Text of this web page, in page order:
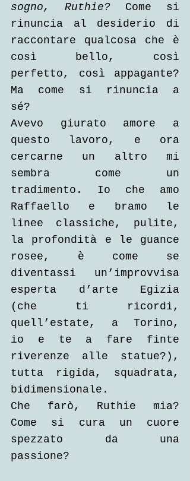
sogno, Ruthie? Come si
rinuncia al desiderio di
raccontare qualcosa che è
così bello, così
perfetto, così appagante?
Ma come si rinuncia a
sé?
Avevo giurato amore a
questo lavoro, e ora
cercarne un altro mi
sembra come un
tradimento. Io che amo
Raffaello e bramo le
linee classiche, pulite,
la profondità e le guance
rosee, è come se
diventassi un’improvvisa
esperta d’arte Egizia
(che ti ricordi,
quell’estate, a Torino,
io e te a fare finte
riverenze alle statue?),
tutta rigida, squadrata,
bidimensionale.
Che farò, Ruthie mia?
Come si cura un cuore
spezzato da una
passione?